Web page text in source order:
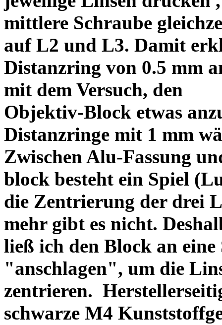
mittlere Schraube
auf L2 und L3. Damit
Distanzring von 0.5 mm
mit dem Versuch, den
Objektiv-Block etwas
Distanzringe mit 1 mm
Zwischen Alu-Fassung
block besteht ein Spiel
die Zentrierung der drei
mehr gibt es nicht.
ließ ich den Block an eine
"anschlagen", um die
zentrieren.
schwarze M4